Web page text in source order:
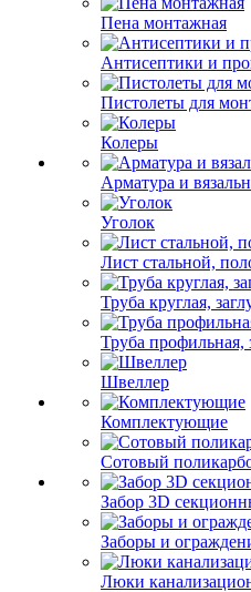
Пена монтажная
Антисептики и
Пистолеты для
Колеры
Арматура и
Уголок
Лист стальной,
Труба круглая,
Труба профильная,
Швеллер
Комплектующие
Сотовый
Забор 3D
Заборы и
Люки